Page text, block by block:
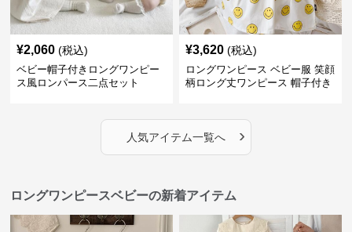
¥2,060 (税込)
ベビー帽子付きロングワンピー
ス風ロンパース二点セット
¥3,620 (税込)
ロングワンピース ベビー服 笑顔
柄ロング丈ワンピース 帽子付き
人気アイテム一覧へ ›
ロングワンピースベビーの新着アイテム